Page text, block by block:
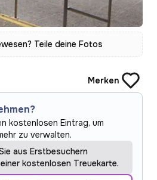
Teile deine Fotos
Merken
kostenlosen Eintrag, um
zu verwalten.
aus Erstbesuchern
kostenlosen Treuekarte.